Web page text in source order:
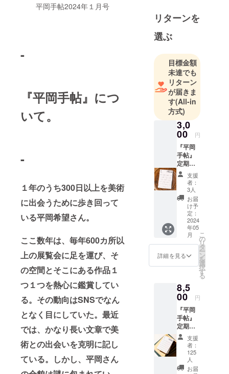
平岡手帖2024年１月号
-
『平岡手帖』につ
いて。
-
１年のうち300日以上を美術
に出会うために歩き回って
いる平岡希望さん。
ここ数年は、毎年600カ所以
上の展覧会に足を運び、そ
の空間とそこにある作品１
つ１つを熱心に鑑賞してい
る。その動向はSNSでなん
となく目にしていた。最近
では、かなり長い文章で美
術との出会いを克明に記し
ている。しかし、平岡さん
リターンを
選ぶ
目標金額
未達でも
リターン
が届きま
す(All-in
方式)
3,0
00 円
『平岡
手帖』
定期購
読への
勧誘の
お手紙
支援
者：
3人
お届
け予
定：
2024
年05
月
詳細を見る
こ
の
リ
タ
ー
ン
を
選
択
す
る
8,5
00 円
『平岡
手帖』
定期購
読_12ヶ
月 支援
者：
125
人
お届